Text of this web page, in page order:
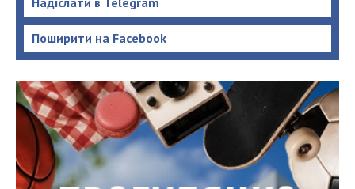
Поширити на Facebook